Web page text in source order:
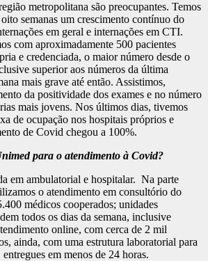
metropolitana são preocupantes. Temos
semanas um crescimento contínuo do
em geral e internações em CTI.
com aproximadamente 500 pacientes
e credenciada, o maior número desde o
superior aos números da última
mais grave até então. Assistimos,
da positividade dos exames e no número
mais jovens. Nos últimos dias, tivemos
de ocupação nos hospitais próprios e
de Covid chegou a 100%.
para o atendimento à Covid?
em ambulatorial e hospitalar. Na parte
o atendimento em consultório do
médicos cooperados; unidades
todos os dias da semana, inclusive
online, com cerca de 2 mil
ainda, com uma estrutura laboratorial para
em menos de 24 horas.